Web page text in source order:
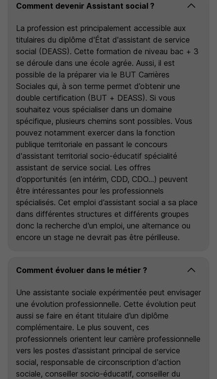
Comment devenir Assistant social ?
La profession est principalement accessible aux
titulaires du diplôme d'État d'assistant de service
social (DEASS). Cette formation de niveau bac + 3
se déroule dans une école agrée. Aussi, il est
possible de la préparer via le BUT Carrières
Sociales qui, à son terme permet d’obtenir une
double certification (BUT + DEASS). Si vous
souhaitez vous spécialiser dans un domaine
spécifique, plusieurs chemins sont possibles. Vous
pouvez notamment exercer dans la fonction
publique territoriale en passant le concours
d'assistant territorial socio-éducatif spécialité
assistant de service social. Les offres
d’opportunités (en intérim, CDD, CDO…) peuvent
être intéressantes pour les professionnels
spécialisés. Cet emploi d’assistant social a sa place
dans différentes structures et différents groupes
donc la recherche d'un emploi, une alternance ou
encore un stage ne devrait pas être périlleuse.
Comment évoluer dans le métier ?
Une assistante sociale expérimentée peut envisager
une évolution professionnelle. Cette évolution peut
aussi se faire en étant titulaire d’un diplôme
complémentaire. Le plus souvent, ces
professionnels orientent leur carrière professionnelle
vers les postes d’assistant principal de service
social, responsable de circonscription d'action
sociale, conseiller socio-éducatif, conseiller du